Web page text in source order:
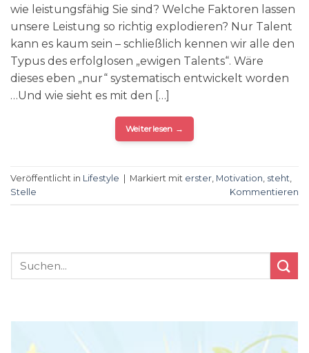
wie leistungsfähig Sie sind? Welche Faktoren lassen
unsere Leistung so richtig explodieren? Nur Talent
kann es kaum sein – schließlich kennen wir alle den
Typus des erfolglosen „ewigen Talents“. Wäre
dieses eben „nur“ systematisch entwickelt worden
…Und wie sieht es mit den […]
Weiterlesen →
Veröffentlicht in Lifestyle | Markiert mit erster Motivation steht
Stelle
Kommentieren